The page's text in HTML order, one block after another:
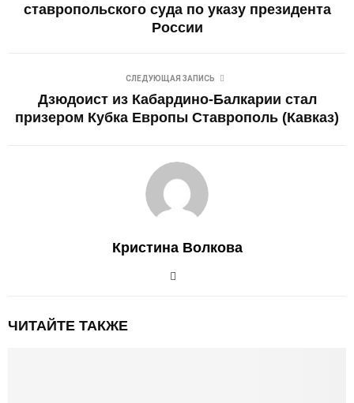
ставропольского суда по указу президента
России
СЛЕДУЮЩАЯ ЗАПИСЬ
Дзюдоист из Кабардино-Балкарии стал
призером Кубка Европы Ставрополь (Кавказ)
Кристина Волкова
ЧИТАЙТЕ ТАКЖЕ